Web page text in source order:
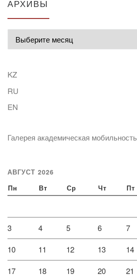
АРХИВЫ
KZ
RU
EN
Галерея академическая мобильность
АВГУСТ 2026
Пн Вт Ср Чт Пт
3 4 5 6 7
10 11 12 13 14
17 18 19 20 21